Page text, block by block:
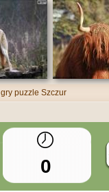
gry puzzle Szczur
0